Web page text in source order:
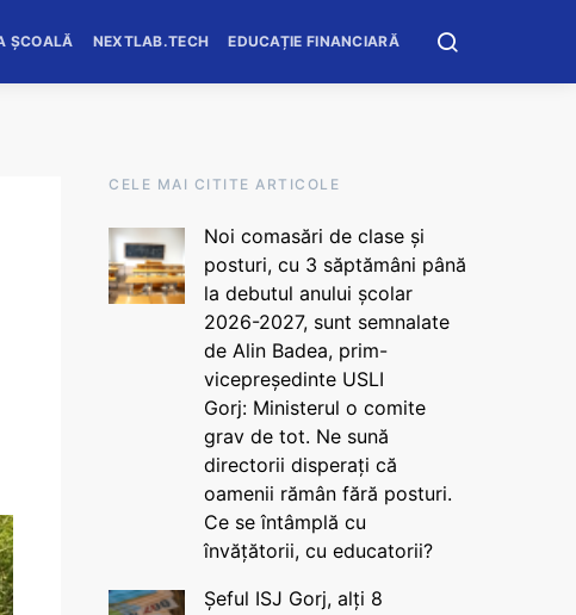
ȘCOALĂ NEXTLAB.TECH EDUCAȚIE FINANCIARĂ
CELE MAI CITITE ARTICOLE
Noi comasări de clase și
posturi, cu 3 săptămâni până
la debutul anului școlar
2026-2027, sunt semnalate
de Alin Badea, prim-
vicepreședinte USLI
Gorj: Ministerul o comite
grav de tot. Ne sună
directorii disperați că
oamenii rămân fără posturi.
Ce se întâmplă cu
învățătorii, cu educatorii?
Șeful ISJ Gorj, alți 8